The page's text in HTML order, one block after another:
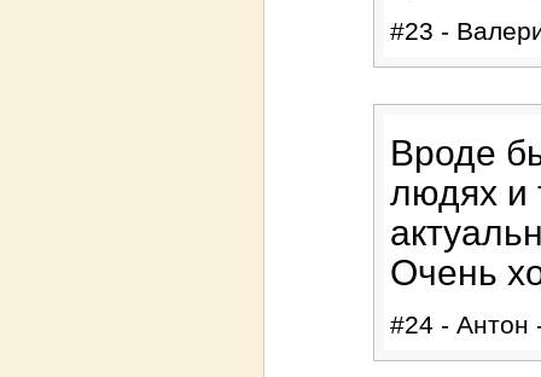
#23 -
Вроде
людях и
Очень
#24 - Антон